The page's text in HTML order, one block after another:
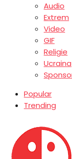
Audio
Extrem
Video
GIF
Religie
Ucraina
Popular
Trending